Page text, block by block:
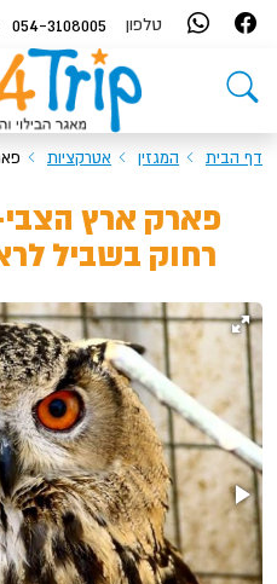
טלפון 054-3108005
דף הבית המגזין אטרקציות
פארק ארץ
רחוק בשביל